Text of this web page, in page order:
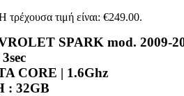
τρέχουσα τιμή είναι: €249.00.
SPARK mod. 2009-
CORE | 1.6Ghz
: 32GB